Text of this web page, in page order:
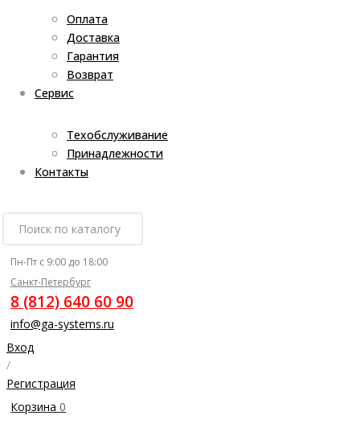
Оплата
Доставка
Гарантия
Возврат
Сервис
Техобслуживание
Принадлежности
Контакты
Пн-Пт с 9:00 до 18:00
Санкт-Петербург
8 (812) 640 60 90
info@ga-systems.ru
Вход
/
Регистрация
Корзина 0